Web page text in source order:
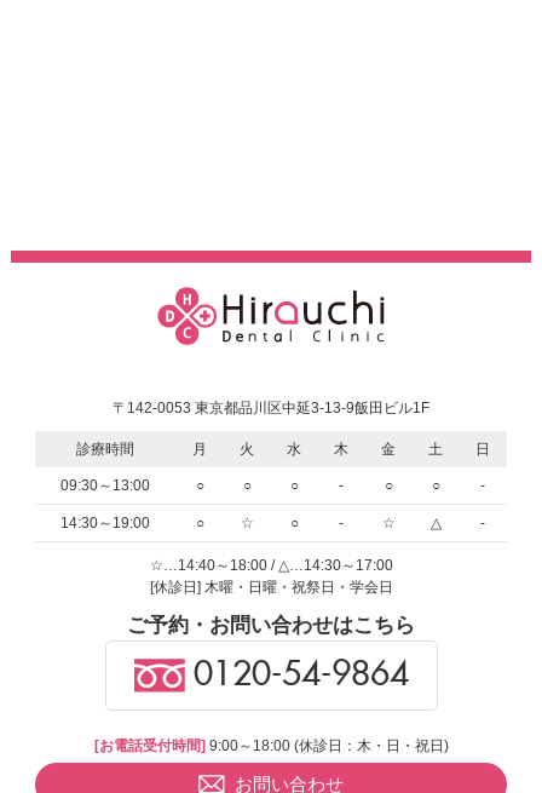
〒142-0053 東京都品川区中延3-13-9飯田ビル1F
診療時間 月 火 水 木 金 土 日
09:30～13:00 ○ ○ ○ - ○ ○ -
14:30～19:00 ○ ☆ ○ - ☆ △ -
☆…14:40～18:00 / △…14:30～17:00
[休診日] 木曜・日曜・祝祭日・学会日
ご予約・お問い合わせはこちら
0120-54-9864
[お電話受付時間] 9:00～18:00 (休診日：木・日・祝日)
お問い合わせ